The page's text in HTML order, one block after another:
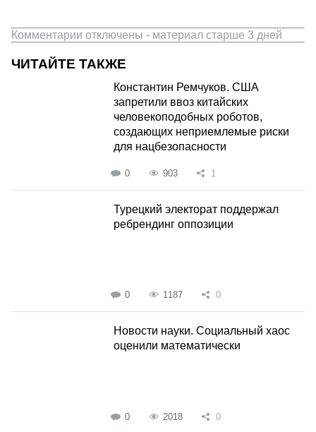
Комментарии отключены - материал старше 3 дней
ЧИТАЙТЕ ТАКЖЕ
Константин Ремчуков. США
запретили ввоз китайских
человекоподобных роботов,
создающих неприемлемые риски
для нацбезопасности
0 903 1
Турецкий электорат поддержал
ребрендинг оппозиции
0 1187 0
Новости науки. Социальный хаос
оценили математически
0 2018 0